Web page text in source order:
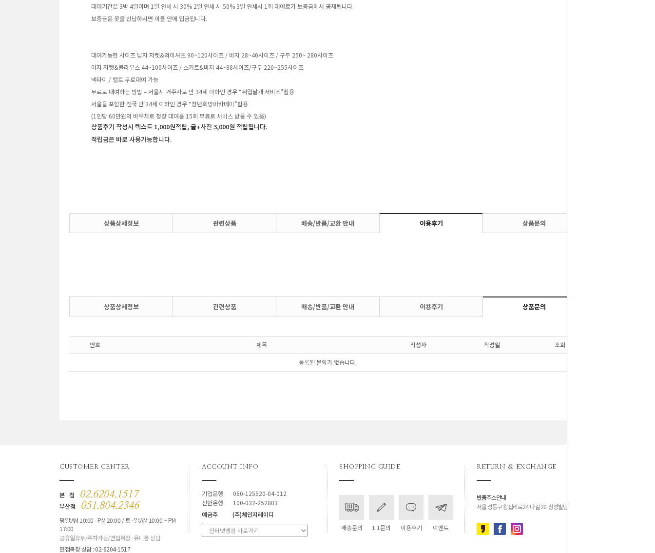
대여기간은 3박 4일이며 1일 연체 시 30% 2일 연체 시 50% 3일 연체시 1회 대여료가 보증금에서 공제됩니다.
보증금은 옷을 반납하시면 이틀 안에 입금됩니다.
대여가능한 사이즈 남자 자켓&와이셔츠 90~120사이즈 / 바지 28~40사이즈 / 구두 250~ 280사이즈
여자 자켓&블라우스 44~100사이즈 / 스커트&바지 44~88사이즈/구두 220~255사이즈
넥타이 / 밸트 무료대여 가능
무료로 대여하는 방법 – 서울시 거주자로 만 34세 이하인 경우 “취업날개 서비스”활용
서울을 포함한 전국 만 34세 이하인 경우 “청년희망아카데미”활용
(1인당 60만원의 바우처로 정장 대여를 15회 무료로 서비스 받을 수 있음)
상품후기 작성시 텍스트 1,000원적립, 글+사진 3,000원 적립됩니다.
적립금은 바로 사용가능합니다.
상품상세정보 관련상품 배송/반품/교환 안내 이용후기 상품문의
상품상세정보 관련상품 배송/반품/교환 안내 이용후기 상품문의
번호 제목 작성자 작성일 조회
등록된 문의가 없습니다.
CUSTOMER CENTER
본 점 02.6204.1517
부산점 051.804.2346
평일:AM 10:00 - PM 20:00 / 토·일:AM 10:00 ~ PM
17:00
공휴일휴무/주차가능/면접복장·유니폼 상담
면접복장 상담 : 02-6204-1517
ACCOUNT INFO
기업은행
060-125520-04-012
신한은행
100-032-252803
예금주
(주)체인지레이디
SHOPPING GUIDE
배송문의 1:1문의 이용후기 이벤트
RETURN & EXCHANGE
반품주소안내
서울 성동구 왕십리로24 나길 20. 창성빌딩 4층